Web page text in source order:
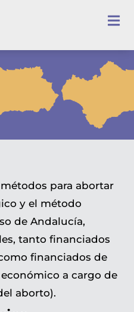
para abortar
y el método
de Andalucía,
tanto financiados
financiados de
a cargo de
aborto).